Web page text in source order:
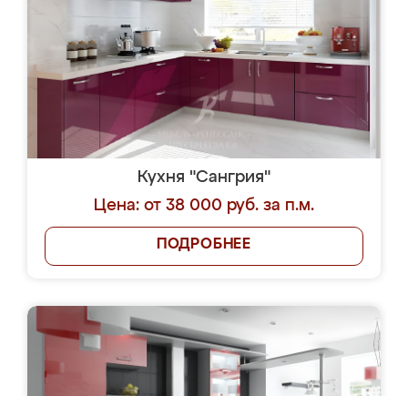
Кухня "Сангрия"
Цена: от 38 000 руб. за п.м.
ПОДРОБНЕЕ